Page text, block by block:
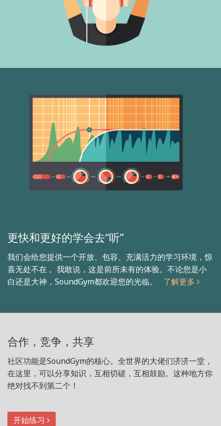
更快和更好的学会去“听”
我们会给您提供一个开放、包容、充满活力的学习环境，惊
喜无处不在 。我敢说，这是前所未有的体验。不论您是小
白还是大神，SoundGym都欢迎您的光临。 了解更多
合作，竞争，共享
社区功能是SoundGym的核心。全世界的大佬们济济一堂，
在这里，可以分享知识，互相切磋，互相鼓励。这种地方你
绝对找不到第二个！
开始练习